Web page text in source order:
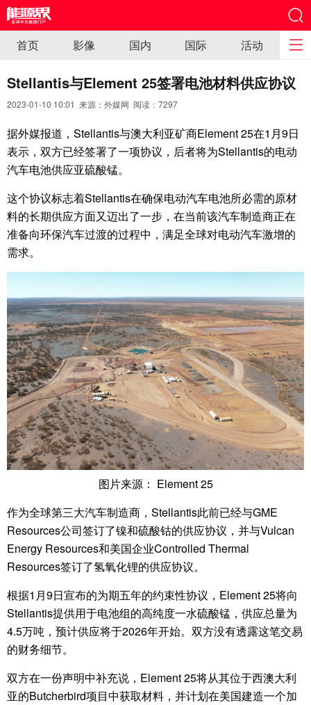
首页 影像 国内 国际 活动
Stellantis与Element 25签署电池材料供应协议
2023-01-10 10:01 来源：外媒网 阅读： 7297
据外媒报道，Stellantis与澳大利亚矿商Element 25在1月9日
表示，双方已经签署了一项协议，后者将为Stellantis的电动
汽车电池供应亚硫酸锰。
这个协议标志着Stellantis在确保电动汽车电池所必需的原材
料的长期供应方面又迈出了一步，在当前该汽车制造商正在
准备向环保汽车过渡的过程中，满足全球对电动汽车激增的
需求。
图片来源： Element 25
作为全球第三大汽车制造商，Stellantis此前已经与GME
Resources公司签订了镍和硫酸钴的供应协议，并与Vulcan
Energy Resources和美国企业Controlled Thermal
Resources签订了氢氧化锂的供应协议。
根据1月9日宣布的为期五年的约束性协议，Element 25将向
Stellantis提供用于电池组的高纯度一水硫酸锰，供应总量为
4.5万吨，预计供应将于2026年开始。双方没有透露这笔交易
的财务细节。
双方在一份声明中补充说，Element 25将从其位于西澳大利
亚的Butcherbird项目中获取材料，并计划在美国建造一个加